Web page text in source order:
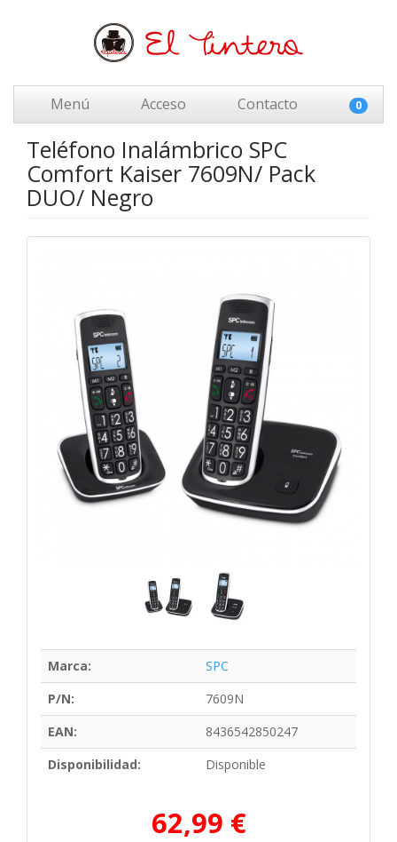
Menú Acceso Contacto 0
Teléfono Inalámbrico SPC
Comfort Kaiser 7609N/ Pack
DUO/ Negro
Marca:
SPC
P/N:
7609N
EAN:
8436542850247
Disponibilidad:
Disponible
62,99 €